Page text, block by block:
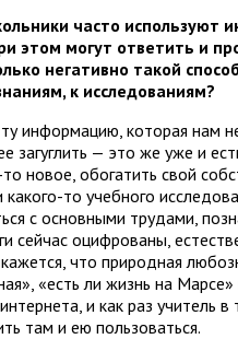
часто используют
этом могут ответить и
негативно такой
к исследованиям?
информацию, которая нам
загуглить — это же уже и
новое, обогатить свой
то учебного
с основными трудами,
сейчас оцифрованы,
что природная
«есть ли жизнь на
и как раз учитель
там и ею пользоваться.